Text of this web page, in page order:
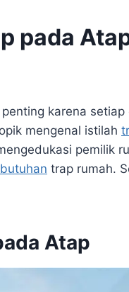
pada
karena
mengenal istilah
pemilik
trap rumah.
Atap